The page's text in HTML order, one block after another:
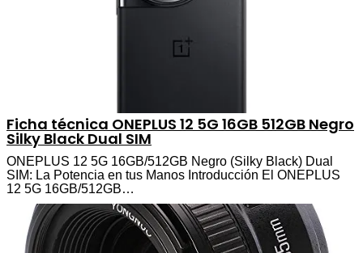
Ficha técnica ONEPLUS 12 5G 16GB 512GB Negro
Silky Black Dual SIM
ONEPLUS 12 5G 16GB/512GB Negro (Silky Black) Dual
SIM: La Potencia en tus Manos Introducción El ONEPLUS
12 5G 16GB/512GB…